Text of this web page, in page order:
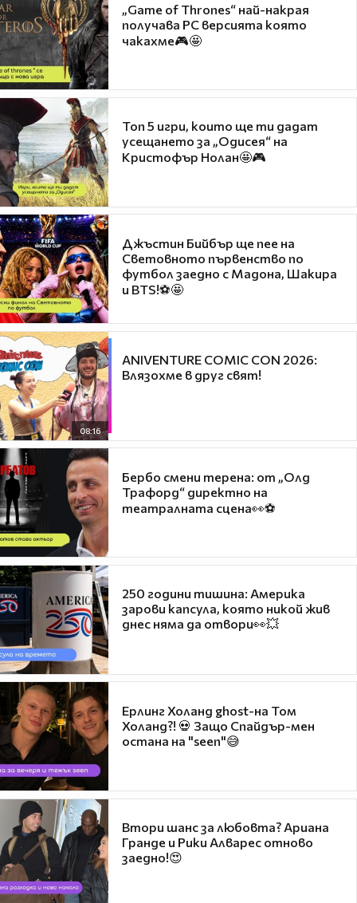
„Game of Thrones“ най-накрая
получава PC версията която
чакахме🎮🤩
Топ 5 игри, които ще ти дадат
усещането за „Одисея“ на
Кристофър Нолан🤩🎮
Джъстин Бийбър ще пее на
Световното първенство по
футбол заедно с Мадона, Шакира
и BTS!⚽🤩
08:16
ANIVENTURE COMIC CON 2026:
Влязохме в друг свят!
Бербо смени терена: от „Олд
Трафорд“ директно на
театралната сцена👀⚽
250 години тишина: Америка
зарови капсула, която никой жив
днес няма да отвори👀💥
Ерлинг Холанд ghost-на Том
Холанд?! 💀 Защо Спайдър-мен
остана на "seen"😅
Втори шанс за любовта? Ариана
Гранде и Рики Алварес отново
заедно!😍